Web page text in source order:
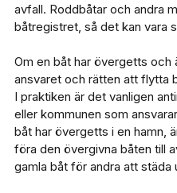
avfall. Roddbåtar och andra
båtregistret, så det kan vara
Om en båt har övergetts och
ansvaret och rätten att flytta
I praktiken är det vanligen
eller kommunen som
båt har övergetts i en hamn,
föra den övergivna båten till
gamla båt för andra att städa